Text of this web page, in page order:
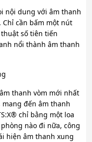
nội dung với âm thanh
Chỉ cần bấm một nút
số tiên tiến
nổi thành âm thanh
thanh vòm mới nhất
mang đến âm thanh
chỉ bằng một loa
nào đi nữa, công
hiện âm thanh xung